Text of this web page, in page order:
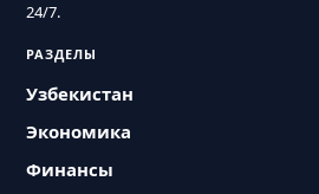
24/7.
РАЗДЕЛЫ
Узбекистан
Экономика
Финансы